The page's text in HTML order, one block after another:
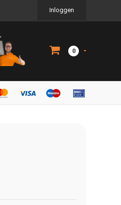
Inloggen
0